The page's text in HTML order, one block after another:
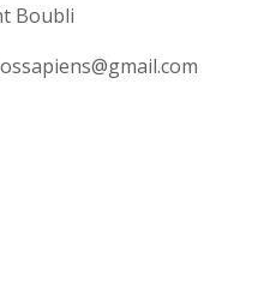
Boubli